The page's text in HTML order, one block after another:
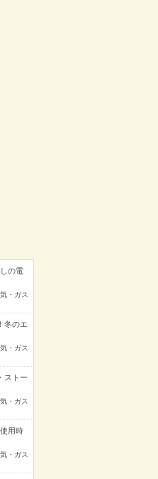
の電
・ガス
冬のエ
・ガス
ストー
・ガス
用時
・ガス